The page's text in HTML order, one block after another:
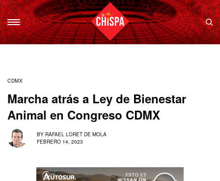
CDMX
Marcha atrás a Ley de Bienestar
Animal en Congreso CDMX
BY RAFAEL LORET DE MOLA
FEBRERO 14, 2023